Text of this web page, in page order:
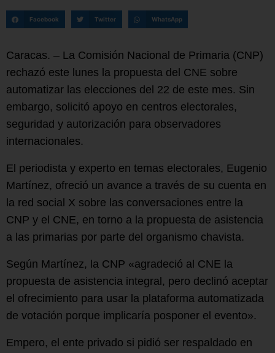
Facebook Twitter WhatsApp
Caracas. – La Comisión Nacional de Primaria (CNP)
rechazó este lunes la propuesta del CNE sobre
automatizar las elecciones del 22 de este mes. Sin
embargo, solicitó apoyo en centros electorales,
seguridad y autorización para observadores
internacionales.
El periodista y experto en temas electorales, Eugenio
Martínez, ofreció un avance a través de su cuenta en
la red social X sobre las conversaciones entre la
CNP y el CNE, en torno a la propuesta de asistencia
a las primarias por parte del organismo chavista.
Según Martínez, la CNP «agradeció al CNE la
propuesta de asistencia integral, pero declinó aceptar
el ofrecimiento para usar la plataforma automatizada
de votación porque implicaría posponer el evento».
Empero, el ente privado si pidió ser respaldado en